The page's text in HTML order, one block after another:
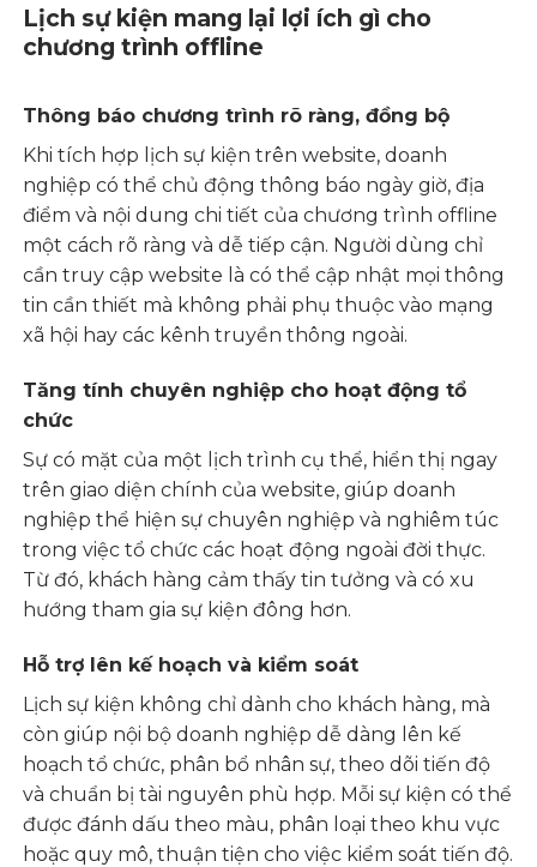
Lịch sự kiện mang lại lợi ích gì cho
chương trình offline
Thông báo chương trình rõ ràng, đồng bộ
Khi tích hợp lịch sự kiện trên website, doanh
nghiệp có thể chủ động thông báo ngày giờ, địa
điểm và nội dung chi tiết của chương trình offline
một cách rõ ràng và dễ tiếp cận. Người dùng chỉ
cần truy cập website là có thể cập nhật mọi thông
tin cần thiết mà không phải phụ thuộc vào mạng
xã hội hay các kênh truyền thông ngoài.
Tăng tính chuyên nghiệp cho hoạt động tổ
chức
Sự có mặt của một lịch trình cụ thể, hiển thị ngay
trên giao diện chính của website, giúp doanh
nghiệp thể hiện sự chuyên nghiệp và nghiêm túc
trong việc tổ chức các hoạt động ngoài đời thực.
Từ đó, khách hàng cảm thấy tin tưởng và có xu
hướng tham gia sự kiện đông hơn.
Hỗ trợ lên kế hoạch và kiểm soát
Lịch sự kiện không chỉ dành cho khách hàng, mà
còn giúp nội bộ doanh nghiệp dễ dàng lên kế
hoạch tổ chức, phân bổ nhân sự, theo dõi tiến độ
và chuẩn bị tài nguyên phù hợp. Mỗi sự kiện có thể
được đánh dấu theo màu, phân loại theo khu vực
hoặc quy mô, thuận tiện cho việc kiểm soát tiến độ.